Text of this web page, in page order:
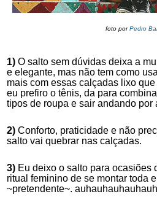
foto porPedro
1) O salto sem dúvidas deixa a
e elegante, mas não tem como
mais com essas calçadas lixo
eu prefiro o tênis, da para
tipos de roupa e sair andando por
2) Conforto, praticidade e não
salto vai quebrar nas calçadas.
3) Eu deixo o salto para ocasiões
ritual feminino de se montar toda
~pretendente~. auhauhauhauhauh